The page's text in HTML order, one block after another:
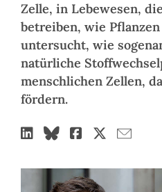
Zelle, in Lebewesen,
betreiben, wie
untersucht, wie
natürliche
menschlichen Zellen,
fördern.